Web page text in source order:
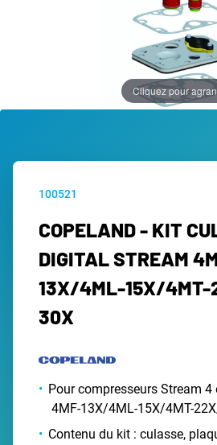
Cliquez pour
100521
COPELAND - KIT
DIGITAL STREAM
13X/4ML-15X/
30X
Pour compresseurs Stream 4
4MF-13X/4ML-15X/4MT-
Contenu du kit : culasse,